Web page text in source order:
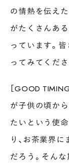
の情熱を伝え
がたくさんあ
っています。
ってみてくださ
［GOOD
が子供の頃か
たいという使
り、お茶業界
だろう。そんな